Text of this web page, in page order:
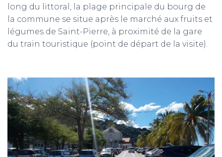
long du littoral, la plage principale du bourg de
la commune se situe après le marché aux fruits et
légumes de Saint-Pierre, à proximité de la gare
du train touristique (point de départ de la visite).